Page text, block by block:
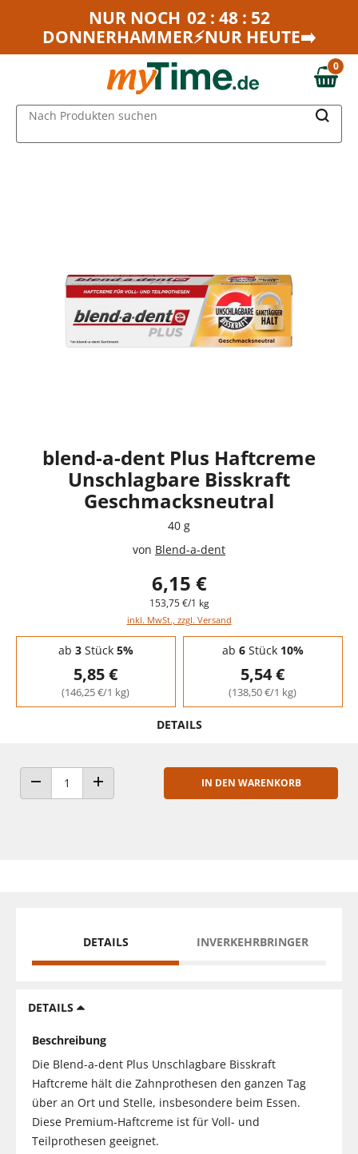
Zum Hauptinhalt springen
Zur Navigation springen
NUR NOCH 02 : 48 : 52
DONNERHAMMER⚡NUR HEUTE➡️
0,00 €
0
Nach Produkten suchen
blend-a-dent Plus Haftcreme
Unschlagbare Bisskraft
Geschmacksneutral
40 g
von Blend-a-dent
6,15 €
153,75 €/1 kg
inkl. MwSt., zzgl. Versand
Staffelpreise - Mengenrabatt
ab 3Stück 5%
5,85 €
(146,25 €/1 kg)
ab 6Stück 10%
5,54 €
(138,50 €/1 kg)
DETAILS
ANZAHL VERRINGERNANZAHL ERHÖHEN
IN DEN WARENKORB
DETAILS INVERKEHRBRINGER
DETAILS
Beschreibung
Die Blend-a-dent Plus Unschlagbare Bisskraft
Haftcreme hält die Zahnprothesen den ganzen Tag
über an Ort und Stelle, insbesondere beim Essen.
Diese Premium-Haftcreme ist für Voll- und
Teilprothesen geeignet.